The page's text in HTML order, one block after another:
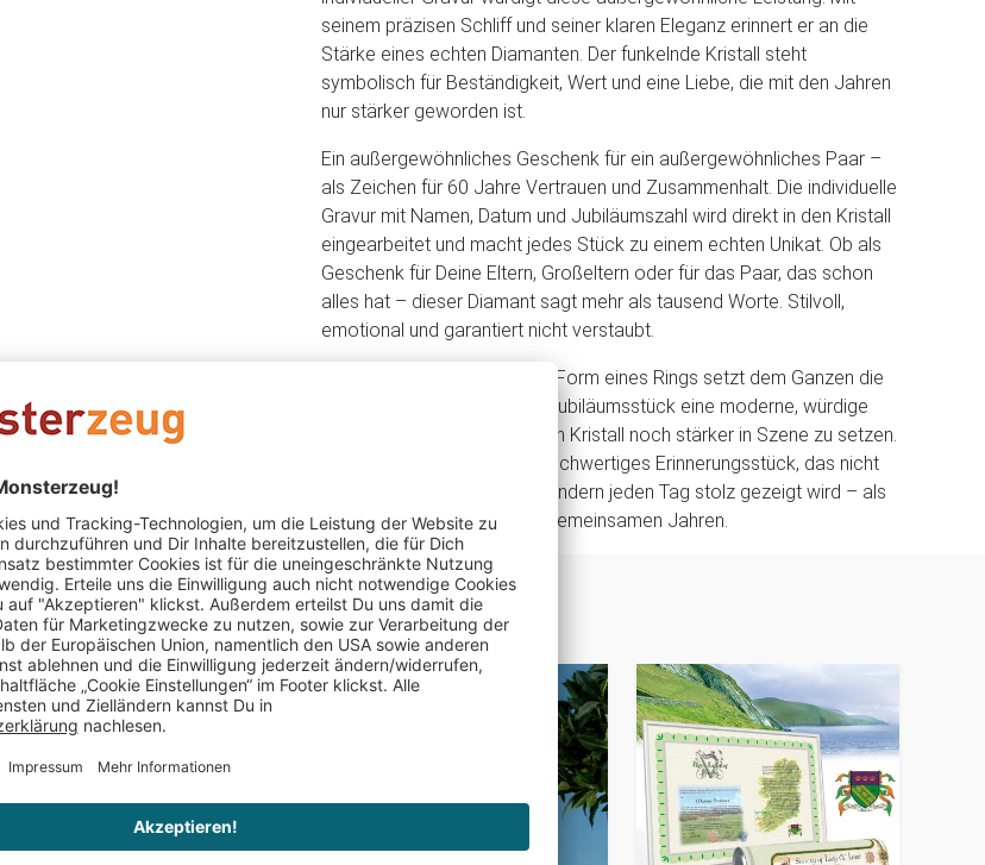
seinem präzisen Schliff und seiner klaren Eleganz erinnert er an die
Stärke eines echten Diamanten. Der funkelnde Kristall steht
symbolisch für Beständigkeit, Wert und eine Liebe, die mit den Jahren
nur stärker geworden ist.
Ein außergewöhnliches Geschenk für ein außergewöhnliches Paar –
als Zeichen für 60 Jahre Vertrauen und Zusammenhalt. Die individuelle
Gravur mit Namen, Datum und Jubiläumszahl wird direkt in den Kristall
eingearbeitet und macht jedes Stück zu einem echten Unikat. Ob als
Geschenk für Deine Eltern, Großeltern oder für das Paar, das schon
alles hat – dieser Diamant sagt mehr als tausend Worte. Stilvoll,
emotional und garantiert nicht verstaubt.
Der silberfarbene Ständer in Form eines Rings setzt dem Ganzen die
Krone auf und verleiht dem Jubiläumsstück eine moderne, würdige
Präsentation: Perfekt, um den Kristall noch stärker in Szene zu setzen.
Zusammen ergibt sich ein hochwertiges Erinnerungsstück, das nicht
im Schrank verschwindet, sondern jeden Tag stolz gezeigt wird – als
sichtbares Zeichen von 60 gemeinsamen Jahren.
Das könnte Dir auch gefallen